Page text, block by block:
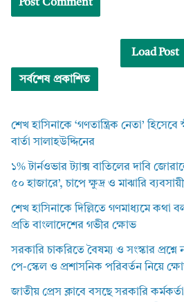
Load Post
সর্বশেষ প্রকাশিত
শেখ হাসিনাকে ‘গণতান্ত্রিক নেতা’
বার্তা সালাহউদ্দিনের
১% টার্নওভার ট্যাক্স বাতিলের দাবি
৫০ হাজারে’, চাপে ক্ষুদ্র ও মাঝারি
শেখ হাসিনাকে দিল্লিতে গণমাধ্যমে কথা
প্রতি বাংলাদেশের গভীর ক্ষোভ
সরকারি চাকরিতে বৈষম্য ও সংস্কার
পে-স্কেল ও প্রশাসনিক পরিবর্তন নিয়ে
জাতীয় প্রেস ক্লাবে বসছে সরকারি